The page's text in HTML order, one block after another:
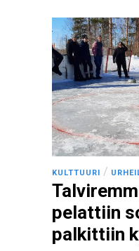
KULTTUURI /
pelattiin
palkittiin